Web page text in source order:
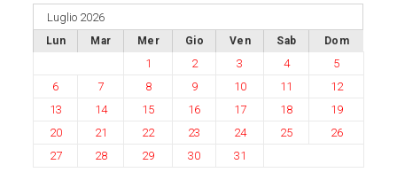
Luglio 2026
Lun Mar Mer Gio Ven Sab Dom
1 2 3 4
5
6
7 8 9 10 11
12
13
14 15 16 17 18
19
20
21 22 23 24 25
26
27
28 29 30 31